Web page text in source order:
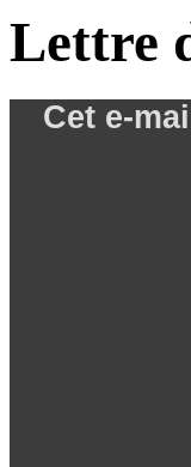
Lettre
Cet e-mail